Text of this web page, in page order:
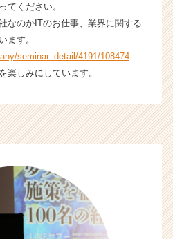
てください。
なのかITのお仕事、業界に関する
ます。
seminar_detail/4191/108474
楽しみにしています。